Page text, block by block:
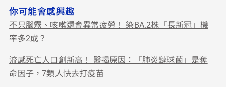
你可能會感興趣
不只腦霧、咳嗽還會異常疲勞！ 染BA.2株「長新冠」機
率多2成？
流感死亡人口創新高！ 醫揭原因：「肺炎鏈球菌」是奪
命因子，7類人快去打疫苗